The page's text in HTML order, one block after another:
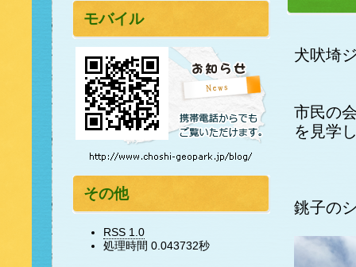
犬吠埼
市民の
を見学
銚子の
モバイル
その他
RSS 1.0
処理時間 0.043732秒